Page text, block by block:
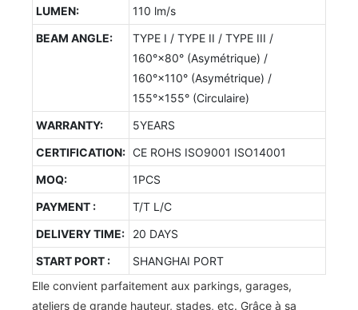
LUMEN:
110 lm/s
BEAM ANGLE:
TYPE I / TYPE II / TYPE III /
160°×80° (Asymétrique) /
160°×110° (Asymétrique) /
155°×155° (Circulaire)
WARRANTY:
5YEARS
CERTIFICATION: CE ROHS ISO9001 ISO14001
MOQ:
1PCS
PAYMENT :
T/T L/C
DELIVERY TIME:
20 DAYS
START PORT :
SHANGHAI PORT
Elle convient parfaitement aux parkings, garages,
ateliers de grande hauteur, stades, etc. Grâce à sa